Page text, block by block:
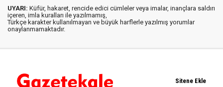
UYARI: Küfür, hakaret, rencide edici cümleler veya imalar, inançlara saldırı
içeren, imla kuralları ile yazılmamış,
Türkçe karakter kullanılmayan ve büyük harflerle yazılmış yorumlar
onaylanmamaktadır.